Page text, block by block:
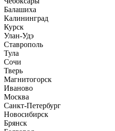
Балашиха
Калининград
Курск
Улан-Удэ
Ставрополь
Тула
Сочи
Тверь
Магнитогорск
Иваново
Москва
Санкт-Петербург
Новосибирск
Брянск